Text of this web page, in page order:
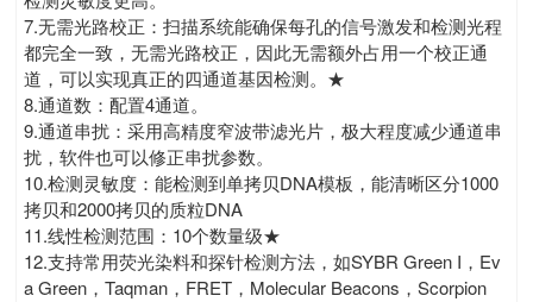
7.无需光路校正：扫描系统能确保每孔的信号激发和检测光程
都完全一致，无需光路校正，因此无需额外占用一个校正通
道，可以实现真正的四通道基因检测。★
8.通道数：配置4通道。
9.通道串扰：采用高精度窄波带滤光片，极大程度减少通道串
扰，软件也可以修正串扰参数。
10.检测灵敏度：能检测到单拷贝DNA模板，能清晰区分1000
拷贝和2000拷贝的质粒DNA
11.线性检测范围：10个数量级★
12.支持常用荧光染料和探针检测方法，如SYBR Green I，Ev
a Green，Taqman，FRET，Molecular Beacons，Scorpion